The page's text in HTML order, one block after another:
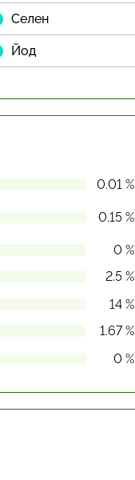
Селен
Йод
0.01 %
0.15 %
0 %
2.5 %
14 %
1.67 %
0 %